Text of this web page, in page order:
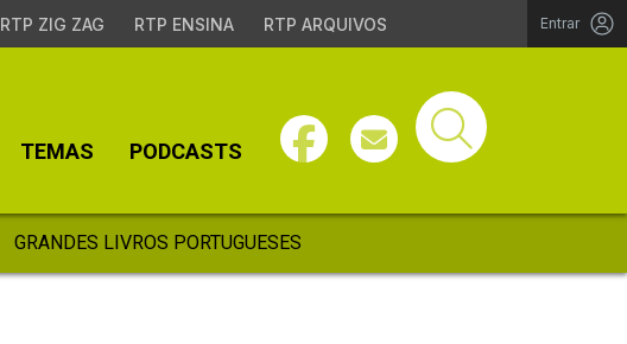
RTP ZIG ZAG RTP ENSINA RTP ARQUIVOS Entrar
TEMAS PODCASTS
GRANDES LIVROS PORTUGUESES